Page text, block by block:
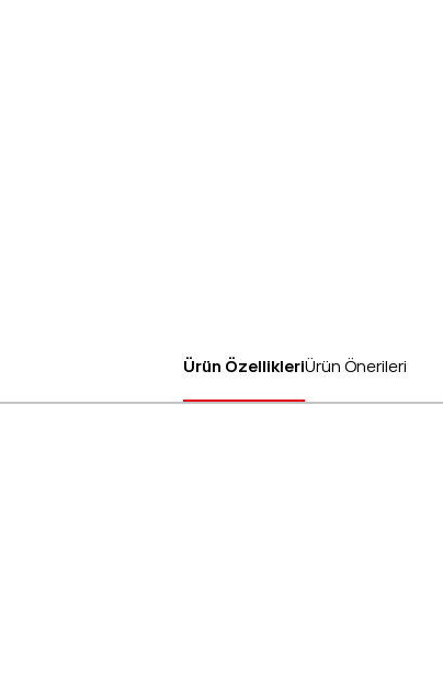
Ürün ÖzellikleriÜrün Önerileri